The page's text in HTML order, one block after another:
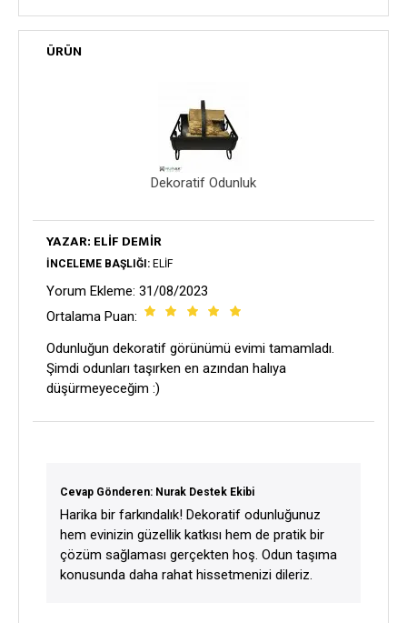
ÜRÜN
Dekoratif Odunluk
YAZAR: ELIF DEMIR
İNCELEME BAŞLIĞI: ELIF
Yorum Ekleme: 31/08/2023
Ortalama Puan:
Odunluğun dekoratif görünümü evimi tamamladı.
Şimdi odunları taşırken en azından halıya
düşürmeyeceğim :)
Cevap Gönderen: Nurak Destek Ekibi
Harika bir farkındalık! Dekoratif odunluğunuz
hem evinizin güzellik katkısı hem de pratik bir
çözüm sağlaması gerçekten hoş. Odun taşıma
konusunda daha rahat hissetmenizi dileriz.